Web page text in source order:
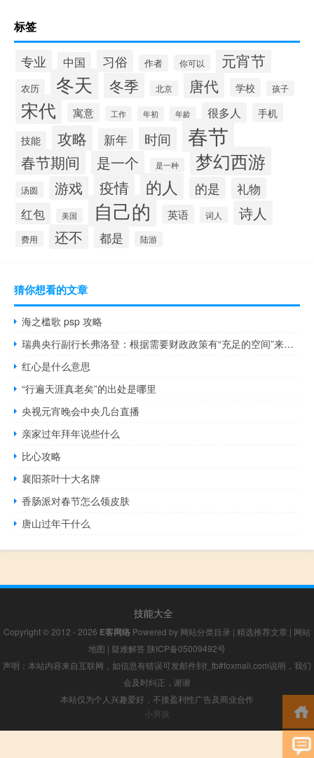
标签
专业 中国 习俗 作者 你可以 元宵节
农历 冬天 冬季 北京 唐代 学校 孩子
宋代 寓意 工作 年初 年龄 很多人 手机
技能 攻略 新年 时间 春节
春节期间 是一个 是一种 梦幻西游
汤圆 游戏 疫情 的人 的是
礼物
红包
美国 自己的 英语 词人 诗人
费用 还不 都是 陆游
猜你想看的文章
海之槛歌 psp 攻略
瑞典央行副行长弗洛登：根据需要财政政策有“充足的空间”来帮助稳定瑞典经济
红心是什么意思
“行遍天涯真老矣”的出处是哪里
央视元宵晚会中央几台直播
亲家过年拜年说些什么
比心攻略
襄阳茶叶十大名牌
香肠派对春节怎么领皮肤
唐山过年干什么
技能大全
Copyright © 2012 - 2026 E客网络 Powered by 网站分类目录 | 精选推荐文章 | 网站
地图 | 疑难解答 陕ICP备05009492号
声明：本站内容来自互联网，如信息有错误可发邮件到f_fb#foxmail.com说明，我们
会及时纠正，谢谢
本站仅为个人兴趣爱好，不接盈利性广告及商业合作
小男孩